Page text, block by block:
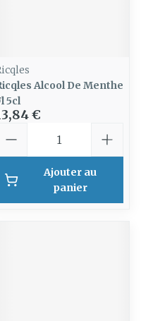
Alcool De Menthe
5cl
€
Ajouter au
panier